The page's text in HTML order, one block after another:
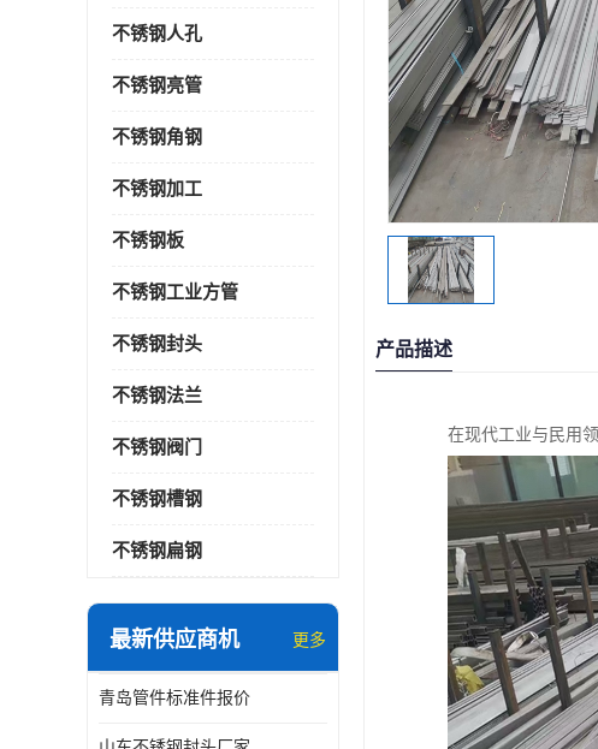
不锈钢人孔
不锈钢亮管
不锈钢角钢
不锈钢加工
不锈钢板
不锈钢工业方管
不锈钢封头
不锈钢法兰
不锈钢阀门
不锈钢槽钢
不锈钢扁钢
最新供应商机 更多
青岛管件标准件报价
产品描述
在现代工业与民用